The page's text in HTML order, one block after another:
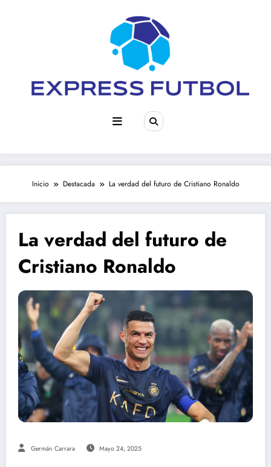
Inicio Destacada La verdad del futuro de Cristiano Ronaldo
La verdad del futuro de
Cristiano Ronaldo
Germán Carrara Mayo 24, 2025